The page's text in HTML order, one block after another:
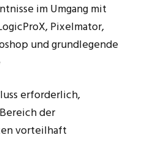
im Umgang mit
Pixelmator,
und grundlegende
erforderlich,
der
vorteilhaft